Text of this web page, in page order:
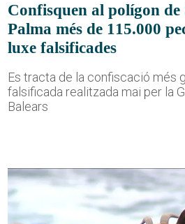
Confisquen al polígon de
Palma més de 115.000
luxe falsificades
Es tracta de la confiscació més
falsificada realitzada mai per la
Balears